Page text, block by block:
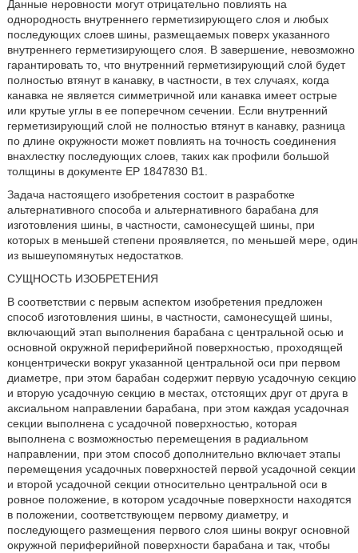
Данные неровности могут отрицательно повлиять на
однородность внутреннего герметизирующего слоя и любых
последующих слоев шины, размещаемых поверх указанного
внутреннего герметизирующего слоя. В завершение, невозможно
гарантировать то, что внутренний герметизирующий слой будет
полностью втянут в канавку, в частности, в тех случаях, когда
канавка не является симметричной или канавка имеет острые
или крутые углы в ее поперечном сечении. Если внутренний
герметизирующий слой не полностью втянут в канавку, разница
по длине окружности может повлиять на точность соединения
внахлестку последующих слоев, таких как профили большой
толщины в документе ЕР 1847830 В1.
Задача настоящего изобретения состоит в разработке
альтернативного способа и альтернативного барабана для
изготовления шины, в частности, самонесущей шины, при
которых в меньшей степени проявляется, по меньшей мере, один
из вышеупомянутых недостатков.
СУЩНОСТЬ ИЗОБРЕТЕНИЯ
В соответствии с первым аспектом изобретения предложен
способ изготовления шины, в частности, самонесущей шины,
включающий этап выполнения барабана с центральной осью и
основной окружной периферийной поверхностью, проходящей
концентрически вокруг указанной центральной оси при первом
диаметре, при этом барабан содержит первую усадочную секцию
и вторую усадочную секцию в местах, отстоящих друг от друга в
аксиальном направлении барабана, при этом каждая усадочная
секции выполнена с усадочной поверхностью, которая
выполнена с возможностью перемещения в радиальном
направлении, при этом способ дополнительно включает этапы
перемещения усадочных поверхностей первой усадочной секции
и второй усадочной секции относительно центральной оси в
ровное положение, в котором усадочные поверхности находятся
в положении, соответствующем первому диаметру, и
последующего размещения первого слоя шины вокруг основной
окружной периферийной поверхности барабана и так, чтобы